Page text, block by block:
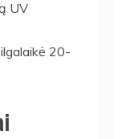
UV
20-